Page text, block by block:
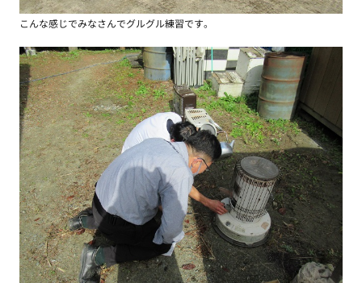
こんな感じでみなさんでグルグル練習です。